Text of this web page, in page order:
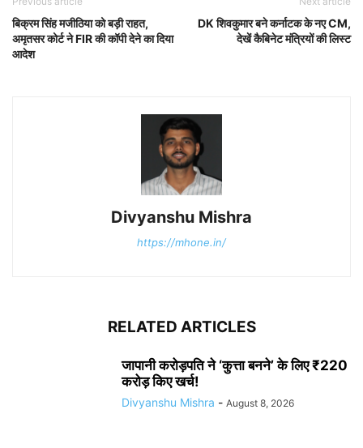
बिक्रम सिंह मजीठिया को बड़ी राहत,
अमृतसर कोर्ट ने FIR की कॉपी देने का दिया
आदेश
DK शिवकुमार बने कर्नाटक के नए CM,
देखें कैबिनेट मंत्रियों की लिस्ट
Divyanshu Mishra
https://mhone.in/
RELATED ARTICLES
जापानी करोड़पति ने ‘कुत्ता बनने’ के लिए ₹220
करोड़ किए खर्च!
Divyanshu Mishra - August 8, 2026